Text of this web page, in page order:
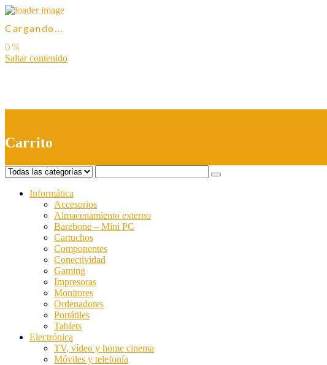
Cargando...
Saltar contenido
Carrito
Informática
Accesorios
Almacenamiento externo
Barebone – Mini PC
Cartuchos
Componentes
Conectividad
Gaming
Impresoras
Monitores
Ordenadores
Portátiles
Tablets
Electrónica
TV, vídeo y home cinema
Móviles y telefonía